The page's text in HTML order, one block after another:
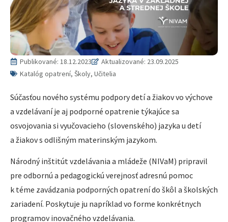
Publikované: 18.12.2023
Aktualizované: 23.09.2025
Katalóg opatrení, Školy, Učitelia
Súčasťou nového systému podpory detí a žiakov vo výchove
a vzdelávaní je aj podporné opatrenie týkajúce sa
osvojovania si vyučovacieho (slovenského) jazyka u detí
a žiakov s odlišným materinským jazykom.
Národný inštitút vzdelávania a mládeže (NIVaM) pripravil
pre odbornú a pedagogickú verejnosť adresnú pomoc
k téme zavádzania podporných opatrení do škôl a školských
zariadení. Poskytuje ju napríklad vo forme konkrétnych
programov inovačného vzdelávania.